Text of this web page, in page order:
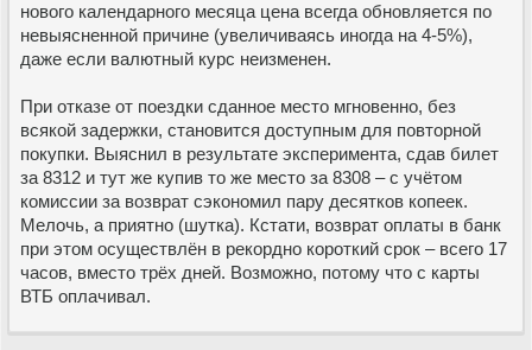
нового календарного месяца цена всегда обновляется по
невыясненной причине (увеличиваясь иногда на 4-5%),
даже если валютный курс неизменен.
При отказе от поездки сданное место мгновенно, без
всякой задержки, становится доступным для повторной
покупки. Выяснил в результате эксперимента, сдав билет
за 8312 и тут же купив то же место за 8308 – с учётом
комиссии за возврат сэкономил пару десятков копеек.
Мелочь, а приятно (шутка). Кстати, возврат оплаты в банк
при этом осуществлён в рекордно короткий срок – всего 17
часов, вместо трёх дней. Возможно, потому что с карты
ВТБ оплачивал.